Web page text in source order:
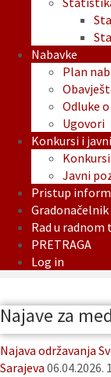
Nabavke
Plan
Odluke
Ugovori
Konkursi i
Konkursi
Javni
Pristup
Gradonačelnik
Rad u radnom
PRETRAGA
Log in
Najave za
Najava održavanja
Sarajeva 06.04.2026.